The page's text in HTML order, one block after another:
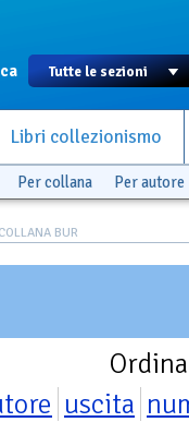
Libri collezionismo
Per collana Per autore
BUR
uscita